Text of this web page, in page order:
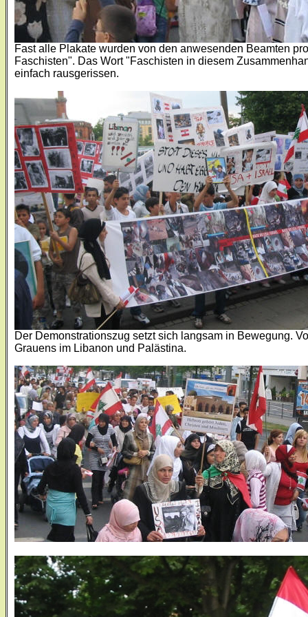
Fast alle Plakate wurden von den anwesenden Beamten
Faschisten". Das Wort "Faschisten in diesem
einfach rausgerissen.
Der Demonstrationszug setzt sich langsam in Bewegung.
Grauens im Libanon und Palästina.